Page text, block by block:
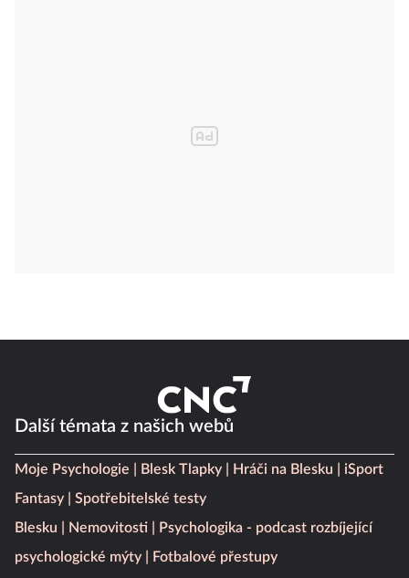
Další témata z našich webů
Moje Psychologie Blesk Tlapky Hráči na Blesku
iSport
Fantasy
Spotřebitelské testy
Blesku
Nemovitosti
Psychologika - podcast rozbíjející
psychologické mýty
Fotbalové přestupy